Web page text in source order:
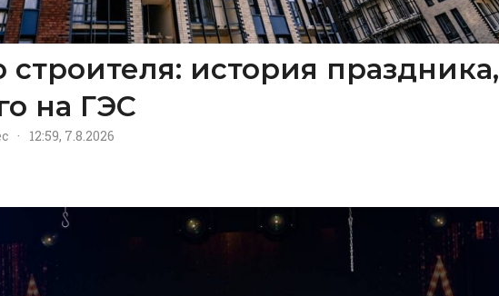
история праздника,
на ГЭС
· 12:59, 7.8.2026